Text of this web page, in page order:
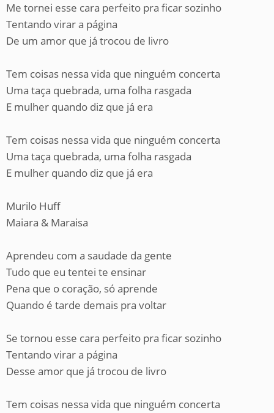
Me tornei esse cara perfeito pra ficar sozinho
Tentando virar a página
De um amor que já trocou de livro
Tem coisas nessa vida que ninguém concerta
Uma taça quebrada, uma folha rasgada
E mulher quando diz que já era
Tem coisas nessa vida que ninguém concerta
Uma taça quebrada, uma folha rasgada
E mulher quando diz que já era
Murilo Huff
Maiara & Maraisa
Aprendeu com a saudade da gente
Tudo que eu tentei te ensinar
Pena que o coração, só aprende
Quando é tarde demais pra voltar
Se tornou esse cara perfeito pra ficar sozinho
Tentando virar a página
Desse amor que já trocou de livro
Tem coisas nessa vida que ninguém concerta